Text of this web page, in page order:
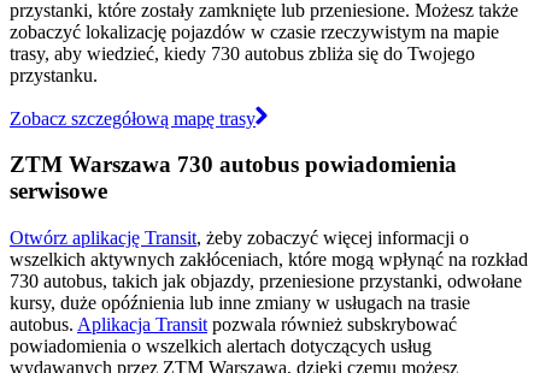
przystanki, które zostały zamknięte lub przeniesione. Możesz także
zobaczyć lokalizację pojazdów w czasie rzeczywistym na mapie
trasy, aby wiedzieć, kiedy 730 autobus zbliża się do Twojego
przystanku.
Zobacz szczegółową mapę trasy
ZTM Warszawa 730 autobus powiadomienia
serwisowe
Otwórz aplikację Transit, żeby zobaczyć więcej informacji o
wszelkich aktywnych zakłóceniach, które mogą wpłynąć na rozkład
730 autobus, takich jak objazdy, przeniesione przystanki, odwołane
kursy, duże opóźnienia lub inne zmiany w usługach na trasie
autobus. Aplikacja Transit pozwala również subskrybować
powiadomienia o wszelkich alertach dotyczących usług
wydawanych przez ZTM Warszawa, dzięki czemu możesz